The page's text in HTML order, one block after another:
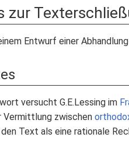
zur
Entwurf einer
versucht G.E.Lessing im
Vermittlung zwischen
Text als eine rationale